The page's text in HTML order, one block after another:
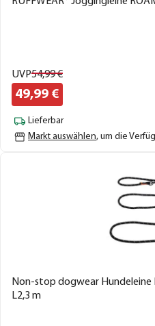
UVP54,99€
49,99 €
Lieferbar
Markt auswählen, um die
Non-stop dogwear Hundeleine
L2,3 m